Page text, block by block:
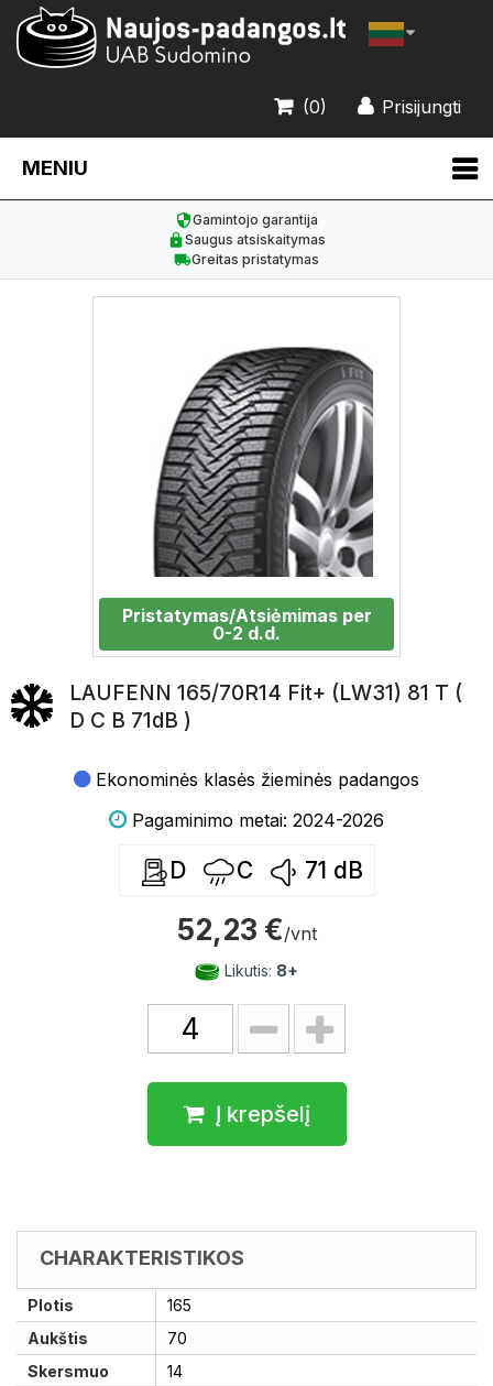
Prisijungti
(0)
MENIU
Gamintojo garantija
Saugus atsiskaitymas
Greitas pristatymas
Pristatymas/Atsiėmimas per
0-2 d.d.
LAUFENN 165/70R14 Fit+ (LW31) 81 T (
D C B 71dB )
Ekonominės klasės žieminės padangos
Pagaminimo metai: 2024-2026
D C 71 dB
52,23 €/vnt
Likutis: 8+
Į krepšelį
CHARAKTERISTIKOS
Plotis
165
Aukštis
70
Skersmuo
14